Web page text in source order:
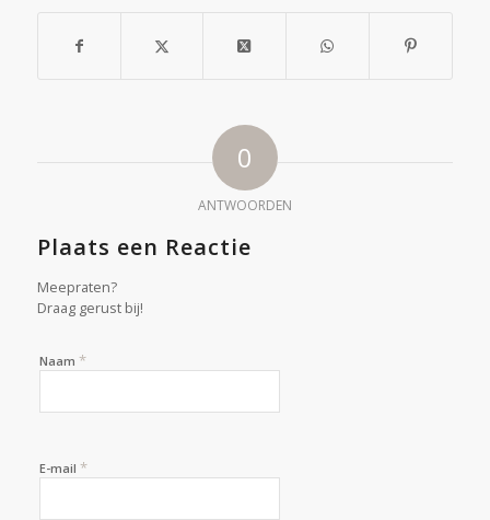
0
ANTWOORDEN
Plaats een Reactie
Meepraten?
Draag gerust bij!
Naam *
E-mail *